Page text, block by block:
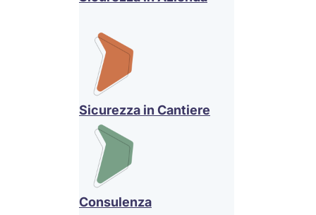
Sicurezza in Cantiere
Consulenza